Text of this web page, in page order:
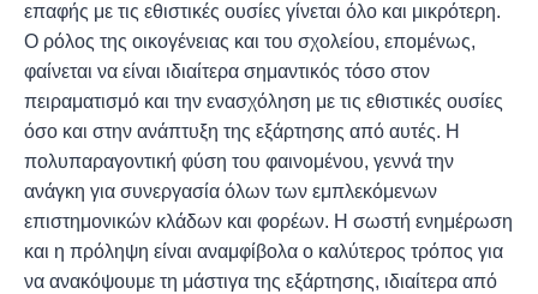
επαφής με τις εθιστικές ουσίες γίνεται όλο και μικρότερη.
Ο ρόλος της οικογένειας και του σχολείου, επομένως,
φαίνεται να είναι ιδιαίτερα σημαντικός τόσο στον
πειραματισμό και την ενασχόληση με τις εθιστικές ουσίες
όσο και στην ανάπτυξη της εξάρτησης από αυτές. Η
πολυπαραγοντική φύση του φαινομένου, γεννά την
ανάγκη για συνεργασία όλων των εμπλεκόμενων
επιστημονικών κλάδων και φορέων. Η σωστή ενημέρωση
και η πρόληψη είναι αναμφίβολα ο καλύτερος τρόπος για
να ανακόψουμε τη μάστιγα της εξάρτησης, ιδιαίτερα από